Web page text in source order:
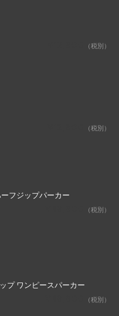
（税別）
（税別）
フジップパーカー
（税別）
プ ワンピースパーカー
（税別）